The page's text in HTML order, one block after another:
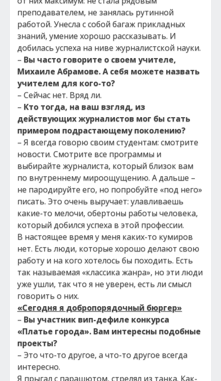
преподавателем, не занялась рутинной
работой. Унесла с собой багаж прикладных
знаний, умение хорошо рассказывать. И
добилась успеха на ниве журналистской науки.
– Вы часто говорите о своем учителе,
Михаиле Абрамове. А себя можете назвать
учителем для кого-то?
– Сейчас нет. Вряд ли.
– Кто тогда, на ваш взгляд, из
действующих журналистов мог бы стать
примером подрастающему поколению?
– Я всегда говорю своим студентам: смотрите
новости. Смотрите все программы и
выбирайте журналиста, который близок вам
по внутреннему мироощущению. А дальше –
не пародируйте его, но попробуйте «под него»
писать. Это очень выручает: улавливаешь
какие-то мелочи, обертоны работы человека,
который добился успеха в этой профессии.
В настоящее время у меня каких-то кумиров
нет. Есть люди, которые хорошо делают свою
работу и на кого хотелось бы походить. Есть
так называемая «классика жанра», но эти люди
уже ушли, так что я не уверен, есть ли смысл
говорить о них.
«Сегодня я добропорядочный бюргер»
– Вы участник вип-дефиле конкурса
«Платье города». Вам интересны подобные
проекты?
– Это что-то другое, а что-то другое всегда
интересно.
Я прыгал с парашютом, стрелял из танка. Как-